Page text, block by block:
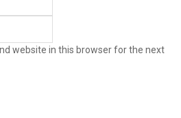
website in this browser for the next